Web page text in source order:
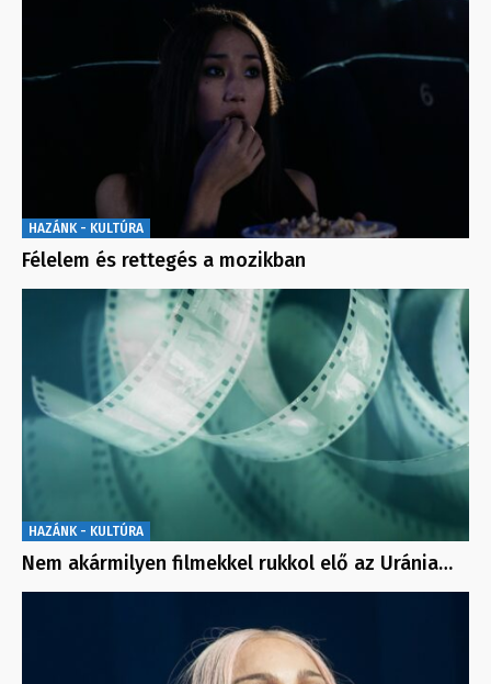
HAZÁNK - KULTÚRA
Félelem és rettegés a mozikban
HAZÁNK - KULTÚRA
Nem akármilyen filmekkel rukkol elő az Uránia…